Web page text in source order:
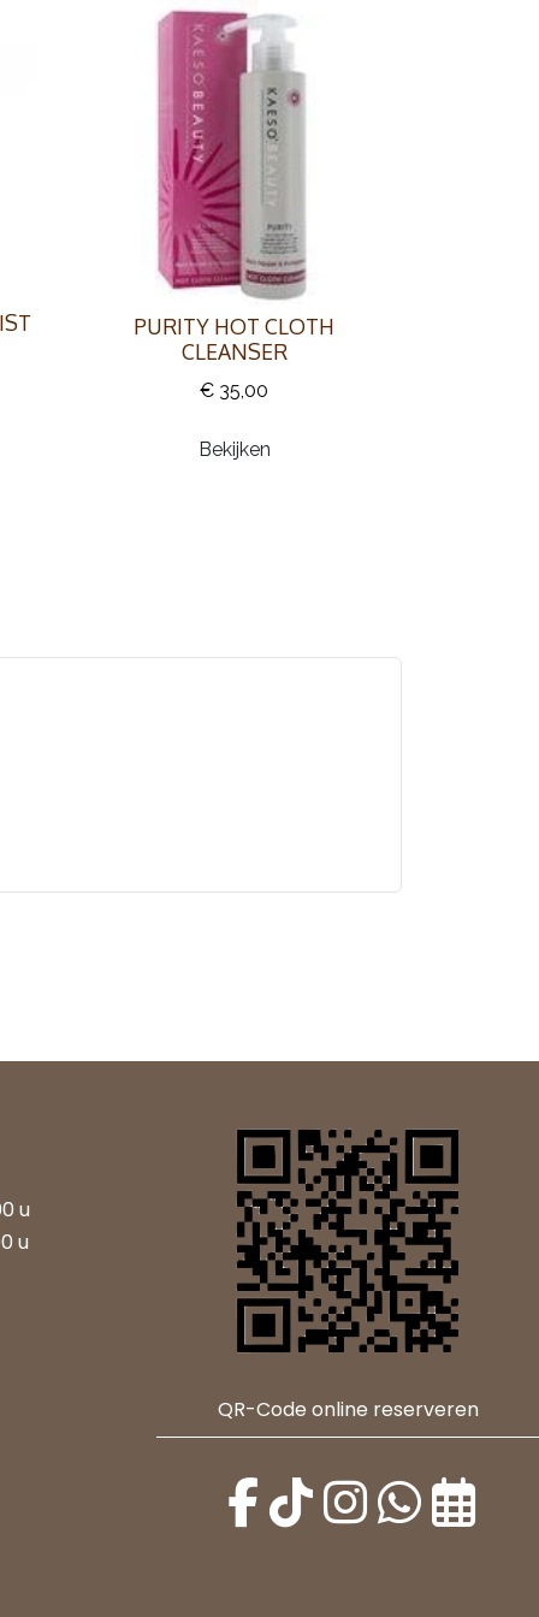
PURITY HOT CLOTH
CLEANSER
€ 35,00
Bekijken
u
u
QR-Code online reserveren